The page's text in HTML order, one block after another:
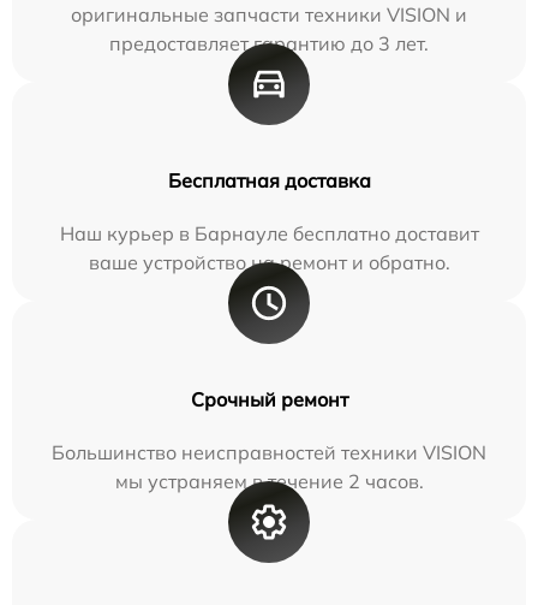
оригинальные запчасти техники VISION и
предоставляет гарантию до 3 лет.
Бесплатная доставка
Наш курьер в Барнауле бесплатно доставит
ваше устройство на ремонт и обратно.
Срочный ремонт
Большинство неисправностей техники VISION
мы устраняем в течение 2 часов.